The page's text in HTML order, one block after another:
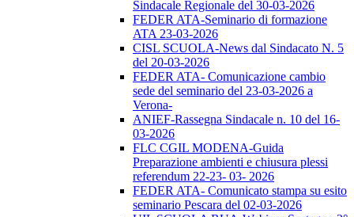
Sindacale Regionale del 30-03-2026
FEDER ATA-Seminario di formazione
ATA 23-03-2026
CISL SCUOLA-News dal Sindacato N. 5
del 20-03-2026
FEDER ATA- Comunicazione cambio
sede del seminario del 23-03-2026 a
Verona-
ANIEF-Rassegna Sindacale n. 10 del 16-
03-2026
FLC CGIL MODENA-Guida
Preparazione ambienti e chiusura plessi
referendum 22-23- 03- 2026
FEDER ATA- Comunicato stampa su esito
seminario Pescara del 02-03-2026